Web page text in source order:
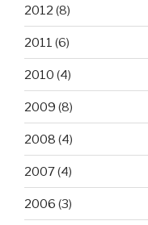
2012 (8)
2011 (6)
2010 (4)
2009 (8)
2008 (4)
2007(4)
2006 (3)